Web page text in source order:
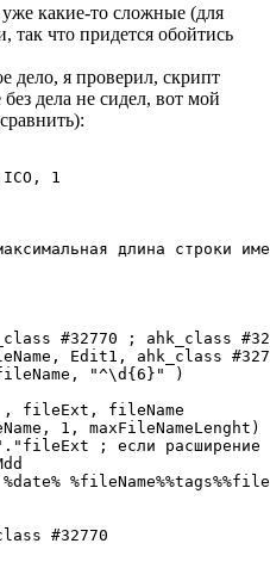
какие-то сложные (для
так что придется обойтись
дело, я проверил, скрипт
дела не сидел, вот мой
1
длина строки
fileExt, fileName
1, maxFileNameLenght)
; если